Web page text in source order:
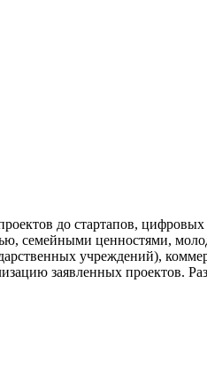
до стартапов,
семейными ценностями,
учреждений),
заявленных проектов.